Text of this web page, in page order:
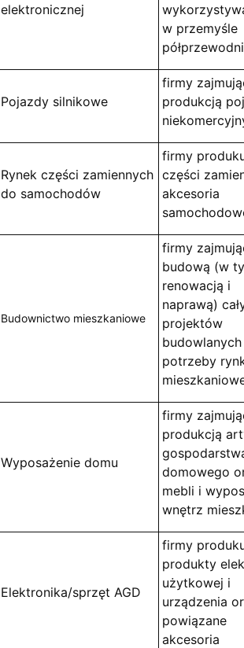
elektronicznej
w przemyśle
Pojazdy silnikowe
firmy
produkcją
Rynek części zamiennych
do samochodów
firmy
części
akcesoria
Budownictwo mieszkaniowe
firmy
budową (w
renowacją i
naprawą)
projektów
budowlanych
potrzeby
Wyposażenie domu
firmy
produkcją
domowego
mebli i
wnętrz
Elektronika/sprzęt AGD
firmy
produkty
użytkowej i
urządzenia
powiązane
akcesoria